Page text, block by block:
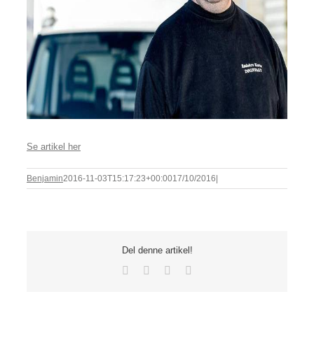
Se artikel her
Benjamin2016-11-03T15:17:23+00:0017/10/2016
Del denne artikel!
Facebook LinkedIn